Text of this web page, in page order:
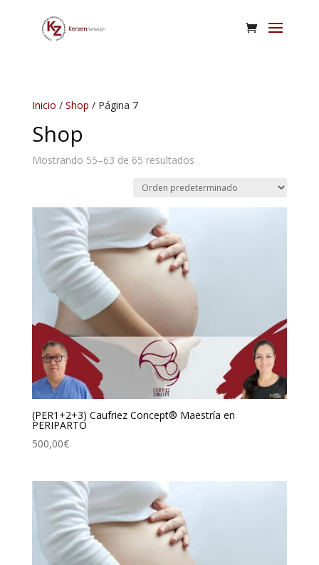
Inicio / Shop / Página 7
Shop
Mostrando 55–63 de 65 resultados
(PER1+2+3) Caufriez Concept® Maestría en
PERIPARTO
500,00€